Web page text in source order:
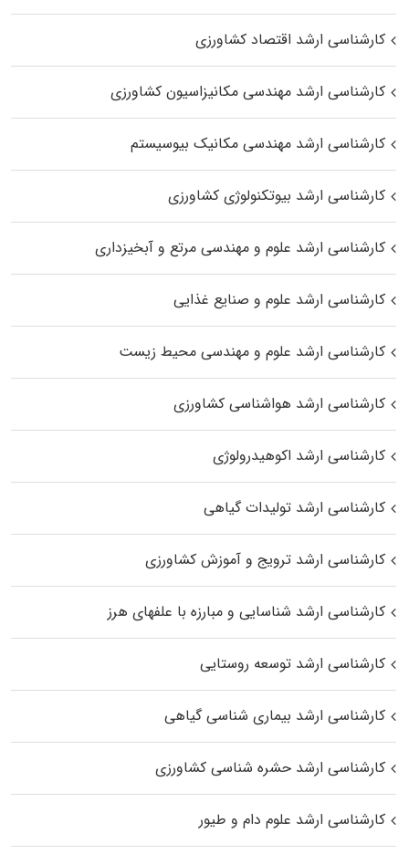
کارشناسی ارشد اقتصاد کشاورزی
کارشناسی ارشد مهندسی مکانیزاسیون کشاورزی
کارشناسی ارشد مهندسی مکانیک بیوسیستم
کارشناسی ارشد بیوتکنولوژی کشاورزی
کارشناسی ارشد علوم و مهندسی مرتع و آبخیزداری
کارشناسی ارشد علوم و صنایع غذایی
کارشناسی ارشد علوم و مهندسی محیط زیست
کارشناسی ارشد هواشناسی کشاورزی
کارشناسی ارشد اکوهیدرولوژی
کارشناسی ارشد تولیدات گیاهی
کارشناسی ارشد ترویج و آموزش کشاورزی
کارشناسی ارشد شناسایی و مبارزه با علفهای هرز
کارشناسی ارشد توسعه روستایی
کارشناسی ارشد بیماری‌ شناسی گیاهی
کارشناسی ارشد حشره‌ شناسی کشاورزی
کارشناسی ارشد علوم دام و طیور